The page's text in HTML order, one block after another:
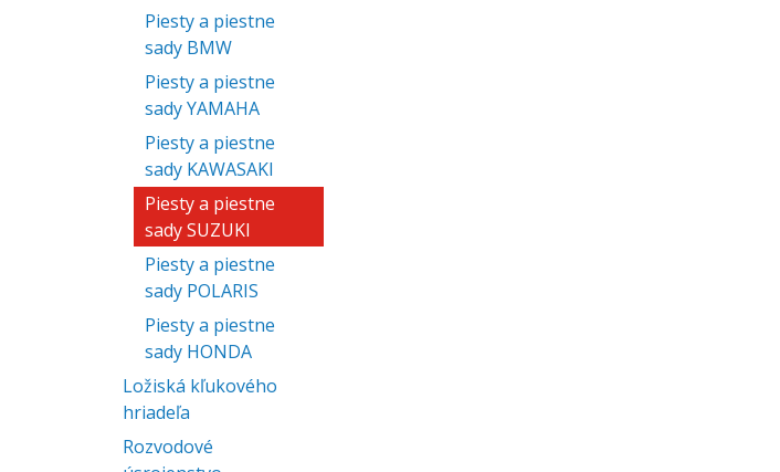
Piesty a piestne
sady BMW
Piesty a piestne
sady YAMAHA
Piesty a piestne
sady KAWASAKI
Piesty a piestne
sady SUZUKI
Piesty a piestne
sady POLARIS
Piesty a piestne
sady HONDA
Ložiská kľukového
hriadeľa
Rozvodové